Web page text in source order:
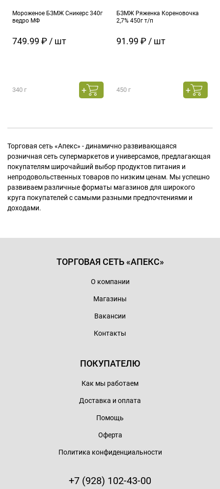
Мороженое БЗМЖ Сникерс 340г
ведро МФ
749.99 ₽ / шт
340 г
БЗМЖ Ряженка Кореновочка
2,7% 450г т/п
91.99 ₽ / шт
450 г
Торговая сеть «Апекс» - динамично развивающаяся
розничная сеть супермаркетов и универсамов, предлагающая
покупателям широчайший выбор продуктов питания и
непродовольственных товаров по низким ценам. Мы успешно
развиваем различные форматы магазинов для широкого
круга покупателей с самыми разными предпочтениями и
доходами.
ТОРГОВАЯ СЕТЬ «АПЕКС»
О компании
Магазины
Вакансии
Контакты
ПОКУПАТЕЛЮ
Как мы работаем
Доставка и оплата
Помощь
Оферта
Политика конфиденциальности
+7 (928) 102-43-00